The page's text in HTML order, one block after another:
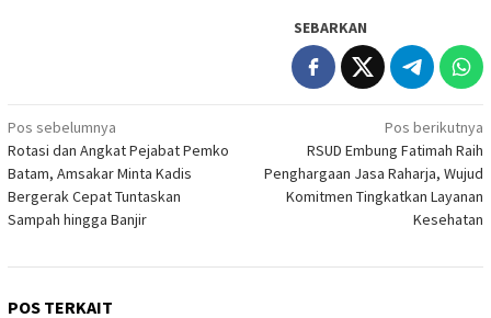
SEBARKAN
Navigasi
pos
Pos sebelumnya
Rotasi dan Angkat Pejabat Pemko
Batam, Amsakar Minta Kadis
Bergerak Cepat Tuntaskan
Sampah hingga Banjir
Pos berikutnya
RSUD Embung Fatimah Raih
Penghargaan Jasa Raharja, Wujud
Komitmen Tingkatkan Layanan
Kesehatan
POS TERKAIT